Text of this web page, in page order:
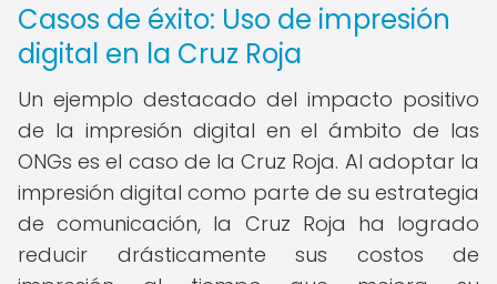
Casos de éxito: Uso de impresión
digital en la Cruz Roja
Un ejemplo destacado del impacto positivo
de la impresión digital en el ámbito de las
ONGs es el caso de la Cruz Roja. Al adoptar la
impresión digital como parte de su estrategia
de comunicación, la Cruz Roja ha logrado
reducir drásticamente sus costos de